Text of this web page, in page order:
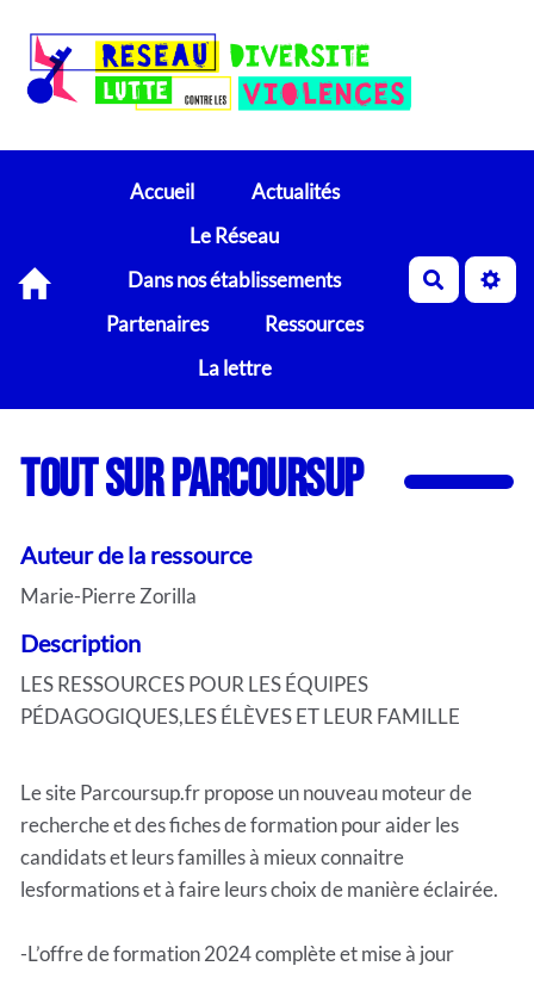
Accueil
Actualités
Le Réseau
Dans nos établissements
Partenaires
Ressources
La lettre
Tout sur PARCOURSUP
Auteur de la ressource
Marie-Pierre Zorilla
Description
LES RESSOURCES POUR LES ÉQUIPES
PÉDAGOGIQUES,LES ÉLÈVES ET LEUR FAMILLE
Le site Parcoursup.fr propose un nouveau moteur de
recherche et des fiches de formation pour aider les
candidats et leurs familles à mieux connaitre
lesformations et à faire leurs choix de manière éclairée.
-L’offre de formation 2024 complète et mise à jour